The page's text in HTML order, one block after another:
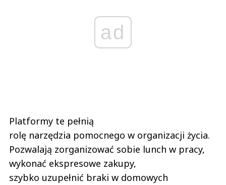
ad
Platformy te pełnią
rolę narzędzia pomocnego w organizacji życia.
Pozwalają zorganizować sobie lunch w pracy,
wykonać ekspresowe zakupy,
szybko uzupełnić braki w domowych